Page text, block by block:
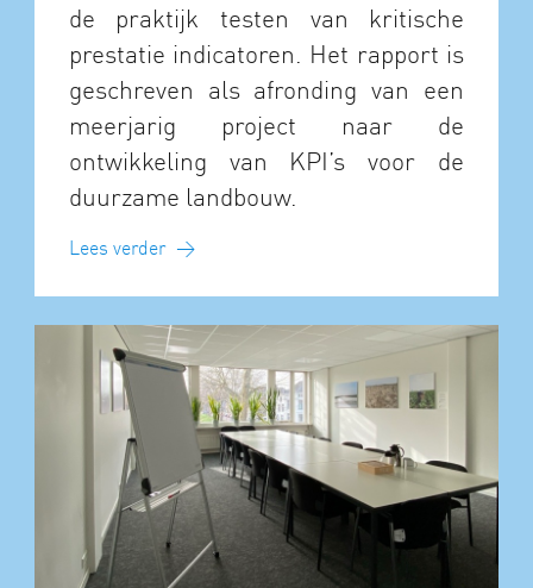
de praktijk testen van kritische
prestatie indicatoren. Het rapport is
geschreven als afronding van een
meerjarig project naar de
ontwikkeling van KPI’s voor de
duurzame landbouw.
Lees verder